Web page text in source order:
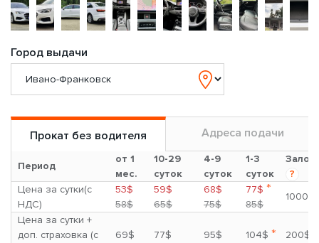
Город выдачи
Прокат без водителя Адреса подачи
Период
от 1
мес.
10-29
суток
4-9
суток
1-3
суток
Залог
?
Цена за сутки(с
НДС)
53$
58$
59$
65$
68$
75$
77$ *
85$
1000$
Цена за сутки +
доп. страховка (с
69$ 77$ 95$ 104$ * 200$